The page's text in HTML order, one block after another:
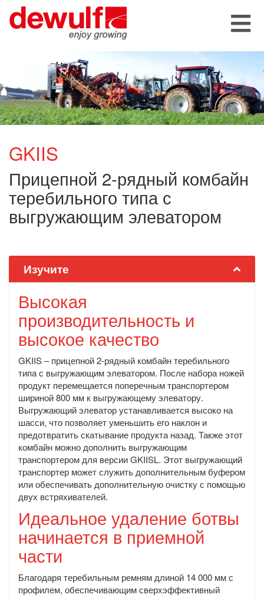
GKIIS
Прицепной 2-рядный комбайн
теребильного типа с
выгружающим элеватором
Изучите
Высокая
производительность и
высокое качество
GKIIS – прицепной 2-рядный комбайн теребильного
типа с выгружающим элеватором. После набора ножей
продукт перемещается поперечным транспортером
шириной 800 мм к выгружающему элеватору.
Выгружающий элеватор устанавливается высоко на
шасси, что позволяет уменьшить его наклон и
предотвратить скатывание продукта назад. Также этот
комбайн можно дополнить выгружающим
транспортером для версии GKIISL. Этот выгружающий
транспортер может служить дополнительным буфером
или обеспечивать дополнительную очистку с помощью
двух встряхивателей.
Идеальное удаление ботвы
начинается в приемной
части
Благодаря теребильным ремням длиной 14 000 мм с
профилем, обеспечивающим сверхэффективный